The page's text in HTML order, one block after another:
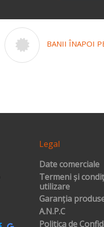
BANII ÎNAPOI
Legal
Date comerciale
Termeni și
utilizare
Garanția
A.N.P.C
Politica de